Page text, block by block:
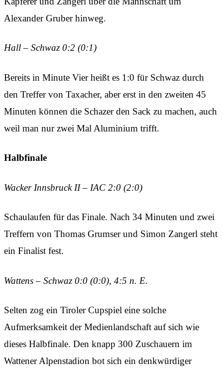
Alexander Gruber hinweg.
Hall – Schwaz 0:2 (0:1)
Bereits in Minute Vier heißt es 1:0 für Schwaz durch
den Treffer von Taxacher, aber erst in den zweiten 45
Minuten können die Schazer den Sack zu machen, auch
weil man nur zwei Mal Aluminium trifft.
Halbfinale
Wacker Innsbruck II – IAC 2:0 (2:0)
Schaulaufen für das Finale. Nach 34 Minuten und zwei
Treffern von Thomas Grumser und Simon Zangerl steht
ein Finalist fest.
Wattens – Schwaz 0:0 (0:0), 4:5 n. E.
Selten zog ein Tiroler Cupspiel eine solche
Aufmerksamkeit der Medienlandschaft auf sich wie
dieses Halbfinale. Den knapp 300 Zuschauern im
Wattener Alpenstadion bot sich ein denkwürdiger